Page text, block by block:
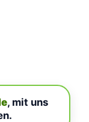
, mit uns